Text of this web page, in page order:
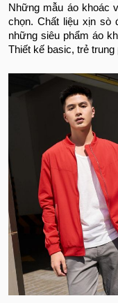
Những mẫu áo khoác
chọn. Chất liệu xịn sò
những siêu phẩm áo
Thiết kế basic, trẻ